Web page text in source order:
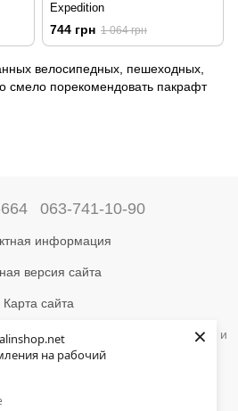
на рабочий
×
Expedition
744 грн 1 064 грн
велосипедных, пешеходных,
смело порекомендовать пакрафт
063-741-10-90
информация
версия сайта
Карта сайта
магазин туристического снаряжения и
активного отдыха